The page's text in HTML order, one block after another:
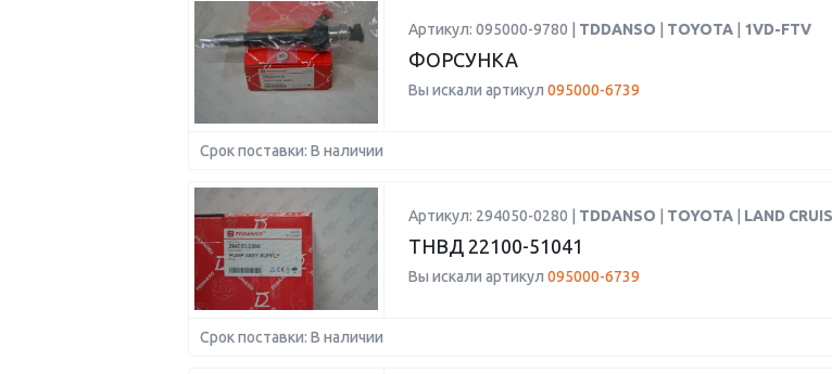
Артикул: 095000-9780 | TDDANSO TOYOTA 1VD-FTV
ФОРСУНКА
Вы искали артикул 095000-6739
Срок поставки: В наличии
Артикул: 294050-0280 | TDDANSO TOYOTA LAND
ТНВД 22100-51041
Вы искали артикул 095000-6739
Срок поставки: В наличии